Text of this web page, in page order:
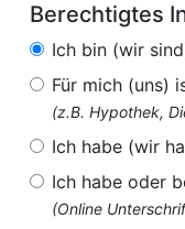
Berechtigtes
Ich bin (wir
Für mich (uns)
(z.B. Hypothek,
Ich habe (wir
Ich habe oder
(Online